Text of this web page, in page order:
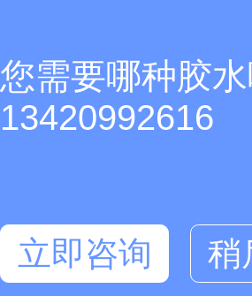
您需要哪种胶
13420992616
立即咨询 稍